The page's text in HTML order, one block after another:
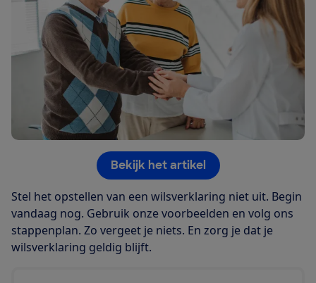
Bekijk het artikel
Stel het opstellen van een wilsverklaring niet uit. Begin
vandaag nog. Gebruik onze voorbeelden en volg ons
stappenplan. Zo vergeet je niets. En zorg je dat je
wilsverklaring geldig blijft.